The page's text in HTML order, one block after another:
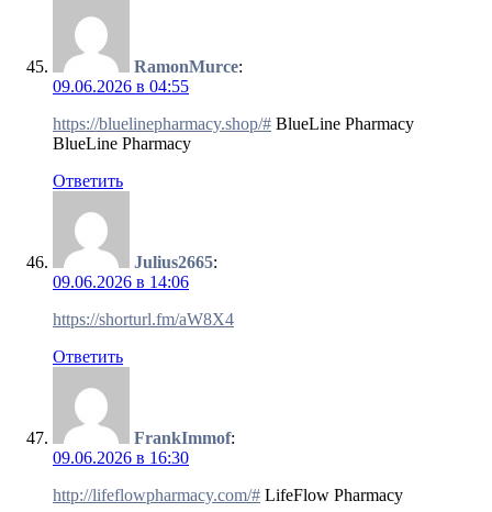
RamonMurce:
09.06.2026 в 04:55
https://bluelinepharmacy.shop/# BlueLine Pharmacy
BlueLine Pharmacy
Ответить
Julius2665:
09.06.2026 в 14:06
https://shorturl.fm/aW8X4
Ответить
FrankImmof:
09.06.2026 в 16:30
http://lifeflowpharmacy.com/# LifeFlow Pharmacy